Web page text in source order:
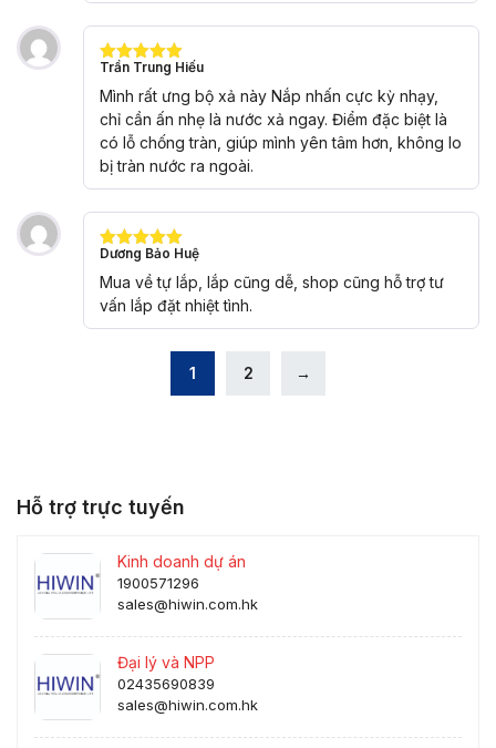
Được xếp
hạng
5
sao
Trần Trung Hiếu
Mình rất ưng bộ xả này Nắp nhấn cực kỳ nhạy,
chỉ cần ấn nhẹ là nước xả ngay. Điểm đặc biệt là
có lỗ chống tràn, giúp mình yên tâm hơn, không lo
bị tràn nước ra ngoài.
Được xếp
hạng
5
sao
Dương Bảo Huệ
Mua về tự lắp, lắp cũng dễ, shop cũng hỗ trợ tư
vấn lắp đặt nhiệt tình.
1 2 →
Hỗ trợ trực tuyến
Kinh doanh dự án
1900571296
sales@hiwin.com.hk
Đại lý và NPP
02435690839
sales@hiwin.com.hk